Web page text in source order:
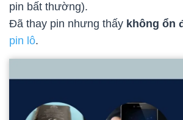
pin bất thường).
Đã thay pin nhưng thấy không ổn
pin lô.